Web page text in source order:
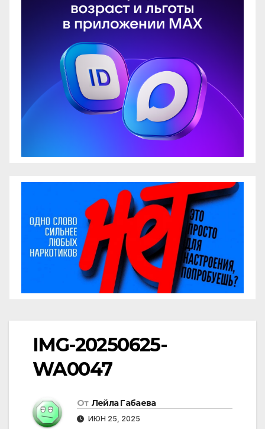
IMG-20250625-
WA0047
От Лейла Габаева
ИЮН 25, 2025